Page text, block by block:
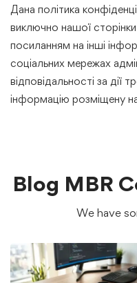
Дана політика
виключно нашої
посиланням на інші
соціальних мережах
відповідальності за дії
інформацію розміщену
Blog MBR
We have